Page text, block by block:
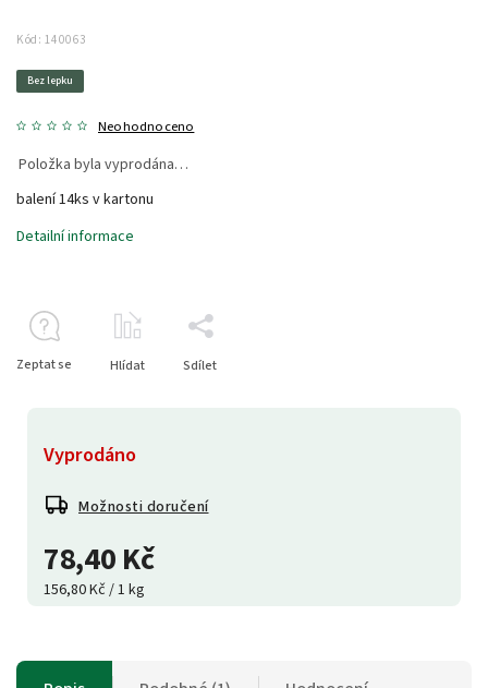
Kód: 140063
Bez lepku
Neohodnoceno
78,40 Kč
156,80 Kč / 1 kg
Vyprodáno
Možnosti doručení
Položka byla vyprodána…
balení 14ks v kartonu
Detailní informace
Zeptat se Hlídat Sdílet